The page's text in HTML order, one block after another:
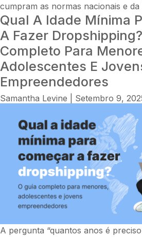
cumpram as normas nacionais e da
Qual A Idade Mínima
A Fazer
Completo Para
Adolescentes E
Empreendedores
Samantha Levine Setembro 9,
A pergunta “quantos anos é